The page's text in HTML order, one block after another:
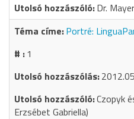
Dr.
Portré:
1
Czopyk
Erzsébet Gabriella)